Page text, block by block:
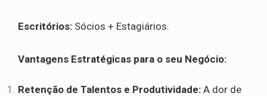
Escritórios: Sócios + Estagiários.
Vantagens Estratégicas para o seu Negócio:
Retenção de Talentos e Produtividade: A dor de